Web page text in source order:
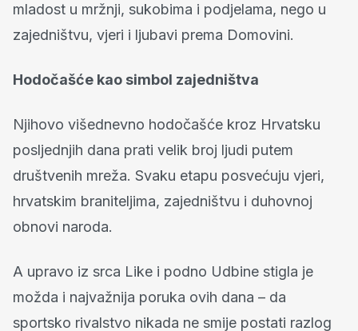
mladost u mržnji, sukobima i podjelama, nego u
zajedništvu, vjeri i ljubavi prema Domovini.
Hodočašće kao simbol zajedništva
Njihovo višednevno hodočašće kroz Hrvatsku
posljednjih dana prati velik broj ljudi putem
društvenih mreža. Svaku etapu posvećuju vjeri,
hrvatskim braniteljima, zajedništvu i duhovnoj
obnovi naroda.
A upravo iz srca Like i podno Udbine stigla je
možda i najvažnija poruka ovih dana – da
sportsko rivalstvo nikada ne smije postati razlog